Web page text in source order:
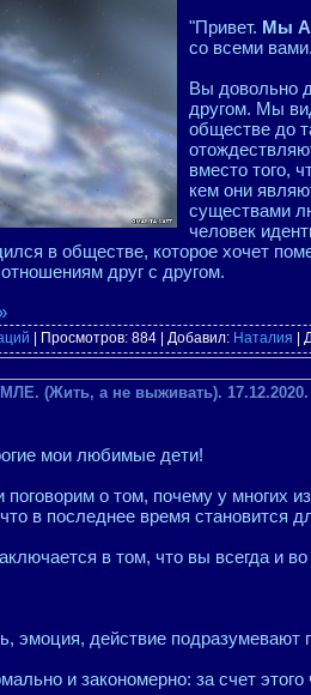
"Привет. Мы
со всеми вами.
Вы довольно
другом. Мы
обществе до
вместо того,
кем они
существами
человек
в обществе, которое хочет
друг с другом.
| Просмотров: 884 | Добавил: Наталия |
(Жить, а не выживать). 17.12.2020.
мои любимые дети!
о том, почему у многих
в последнее время становится
в том, что вы всегда и
действие подразумевают
и закономерно: за счет